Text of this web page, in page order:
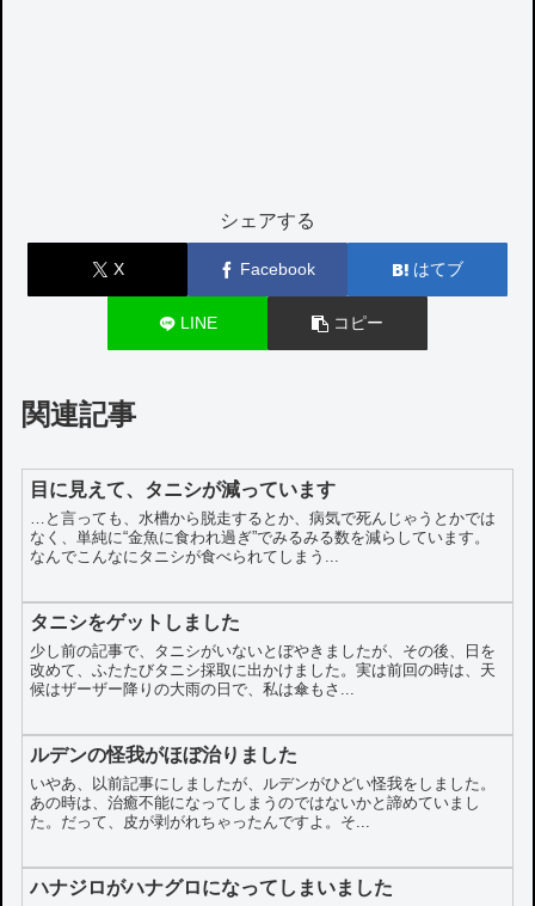
シェアする
X Facebook はてブ
LINE コピー
関連記事
目に見えて、タニシが減っています
…と言っても、水槽から脱走するとか、病気で死んじゃうとかでは
なく、単純に“金魚に食われ過ぎ”でみるみる数を減らしています。
なんでこんなにタニシが食べられてしまう...
タニシをゲットしました
少し前の記事で、タニシがいないとぼやきましたが、その後、日を
改めて、ふたたびタニシ採取に出かけました。実は前回の時は、天
候はザーザー降りの大雨の日で、私は傘もさ...
ルデンの怪我がほぼ治りました
いやあ、以前記事にしましたが、ルデンがひどい怪我をしました。
あの時は、治癒不能になってしまうのではないかと諦めていまし
た。だって、皮が剥がれちゃったんですよ。そ...
ハナジロがハナグロになってしまいました